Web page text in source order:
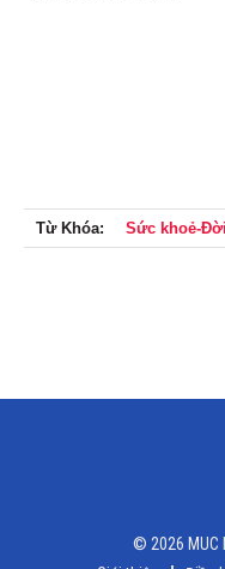
Từ Khóa: Sức khoẻ-
© 2026 MUC